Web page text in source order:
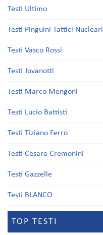
Testi Ultimo
Testi Pinguini Tattici Nucleari
Testi Vasco Rossi
Testi Jovanotti
Testi Marco Mengoni
Testi Lucio Battisti
Testi Tiziano Ferro
Testi Cesare Cremonini
Testi Gazzelle
Testi BLANCO
TOP TESTI